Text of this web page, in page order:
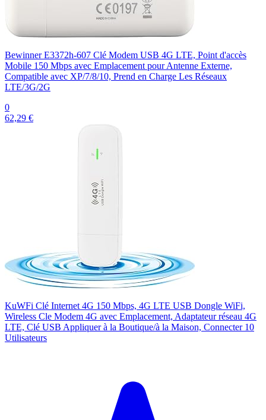
Bewinner E3372h-607 Clé Modem USB 4G LTE, Point d'accès
Mobile 150 Mbps avec Emplacement pour Antenne Externe,
Compatible avec XP/7/8/10, Prend en Charge Les Réseaux
LTE/3G/2G
0
62,29 €
KuWFi Clé Internet 4G 150 Mbps, 4G LTE USB Dongle WiFi,
Wireless Cle Modem 4G avec Emplacement, Adaptateur réseau 4G
LTE, Clé USB Appliquer à la Boutique/à la Maison, Connecter 10
Utilisateurs